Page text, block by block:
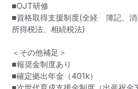
■OJT研修
■資格取得支援制度(全経　簿記、消
所得税法、相続税法)
＜その他補足＞
■報奨金制度あり
■確定拠出年金（401k）